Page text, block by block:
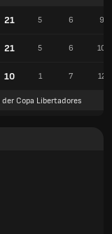
21 5 6 9
21 5 6 10
10 1 7 12
Copa Libertadores